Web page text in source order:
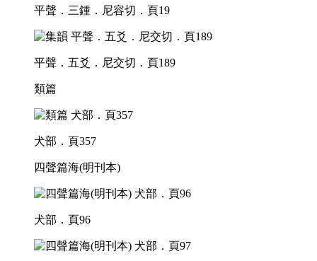
平聲．三鍾．尼容切．頁19
平聲．五爻．尼交切．頁189
類篇
犬部．頁357
四聲篇海(明刊本)
犬部．頁96